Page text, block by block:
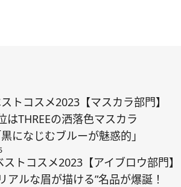
トコスメ2023【マスカラ部門】
はTHREEの洒落色マスカラ
黒になじむブルーが魅惑的」
ストコスメ2023【アイブロウ部門】
アルな眉が描ける”名品が爆誕！